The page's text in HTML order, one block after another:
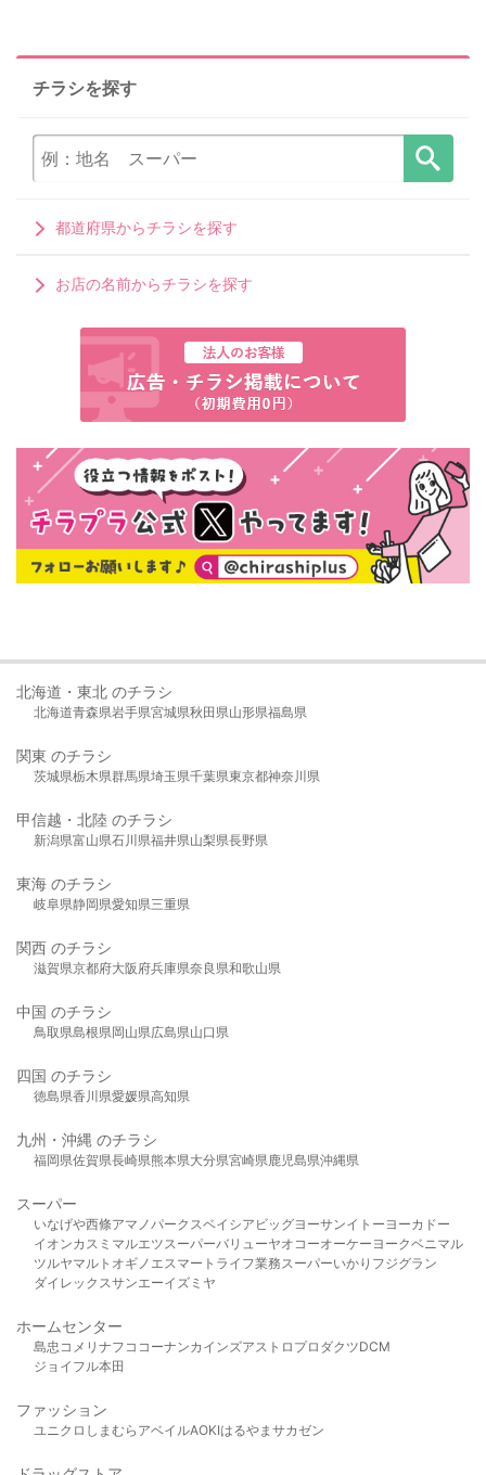
チラシを探す
都道府県からチラシを探す
お店の名前からチラシを探す
北海道・東北 のチラシ
北海道青森県岩手県宮城県秋田県山形県福島県
関東 のチラシ
茨城県栃木県群馬県埼玉県千葉県東京都神奈川県
甲信越・北陸 のチラシ
新潟県富山県石川県福井県山梨県長野県
東海 のチラシ
岐阜県静岡県愛知県三重県
関西 のチラシ
滋賀県京都府大阪府兵庫県奈良県和歌山県
中国 のチラシ
鳥取県島根県岡山県広島県山口県
四国 のチラシ
徳島県香川県愛媛県高知県
九州・沖縄 のチラシ
福岡県佐賀県長崎県熊本県大分県宮崎県鹿児島県沖縄県
スーパー
いなげや西條アマノパークスベイシア ビッグヨーサンイトーヨーカドー
イオンカスミ マルエツスーパーバリューヤオコーオーケー ヨークベニマル
ツルヤマルト オギノ エスマート ライフ業務スーパーいかり フジグラン
ダイレックスサンエーイズミヤ
ホームセンター
島忠 コメリ ナフコ コーナンカインズアストロプロダクツDCM
ジョイフル本田
ファッション
ユニクロ しまむら アベイルAOKIはるやま サカゼン